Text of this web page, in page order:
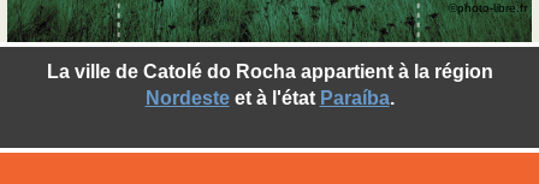
La ville de Catolé do Rocha appartient à la région
Nordesteet à l'état Paraíba.
©photo-libre.fr